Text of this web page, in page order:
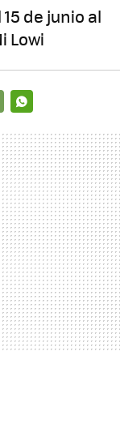
de junio al
Lowi